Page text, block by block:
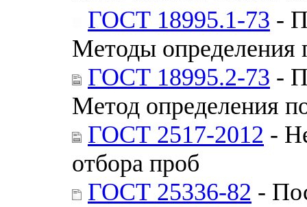
ГОСТ 18995.1-73 -
Методы определения
ГОСТ 18995.2-73 -
Метод определения
ГОСТ 2517-2012 -
отбора проб
ГОСТ 25336-82 -